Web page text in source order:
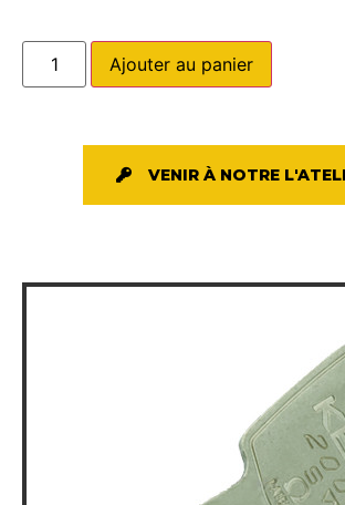
Ajouter au panier
VENIR À NOTRE